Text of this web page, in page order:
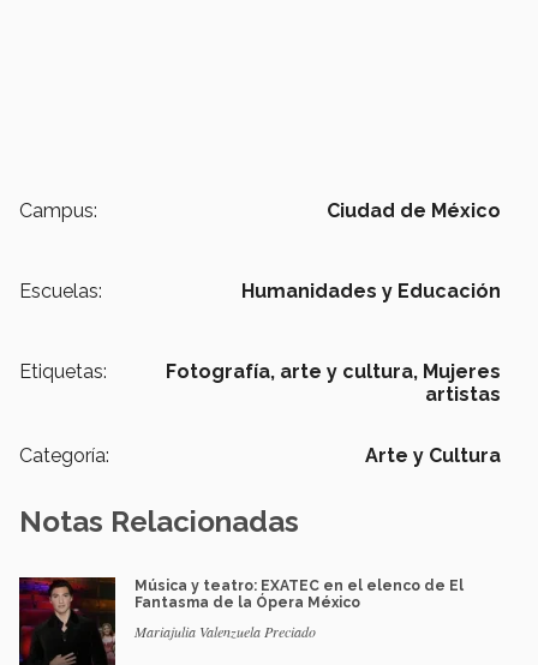
Campus: Ciudad de México
Escuelas: Humanidades y Educación
Etiquetas: Fotografía, arte y cultura, Mujeres
artistas
Categoría: Arte y Cultura
Notas Relacionadas
Música y teatro: EXATEC en el elenco de El
Fantasma de la Ópera México
Mariajulia Valenzuela Preciado